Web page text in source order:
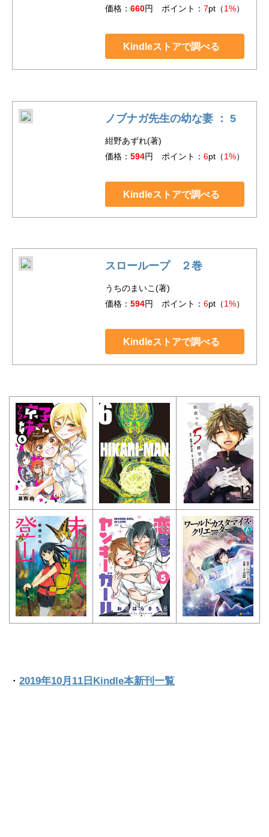
価格： 660円 ポイント： 7pt（1%）
Kindleストアで調べる
ノブナガ先生の幼な妻 ： 5
紺野あずれ(著)
価格： 594円 ポイント： 6pt（1%）
Kindleストアで調べる
スローループ ２巻
うちのまいこ(著)
価格： 594円 ポイント： 6pt（1%）
Kindleストアで調べる
・ 2019年10月11日Kindle本新刊一覧